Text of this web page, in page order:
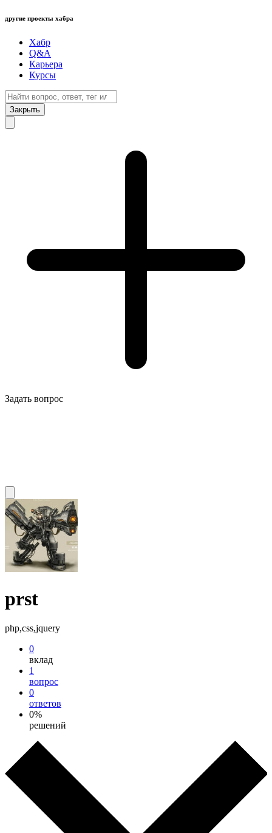
другие проекты хабра
Хабр
Q&A
Карьера
Курсы
Закрыть
Задать вопрос
prst
php,css,jquery
0
вклад
1
вопрос
0
ответов
0%
решений